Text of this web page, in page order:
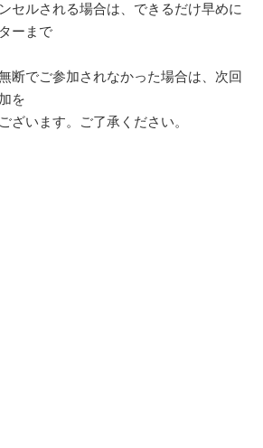
セルされる場合は、できるだけ早めに
ーまで
断でご参加されなかった場合は、次回
を
います。ご了承ください。